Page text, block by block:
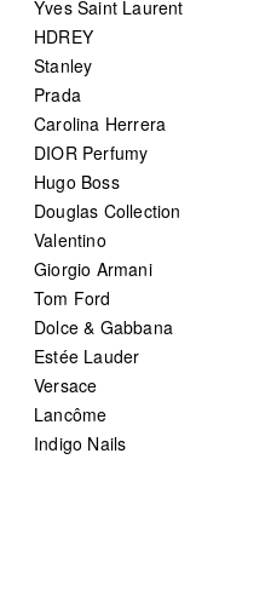
Yves Saint Laurent
HDREY
Stanley
Prada
Carolina Herrera
DIOR Perfumy
Hugo Boss
Douglas Collection
Valentino
Giorgio Armani
Tom Ford
Dolce & Gabbana
Estée Lauder
Versace
Lancôme
Indigo Nails